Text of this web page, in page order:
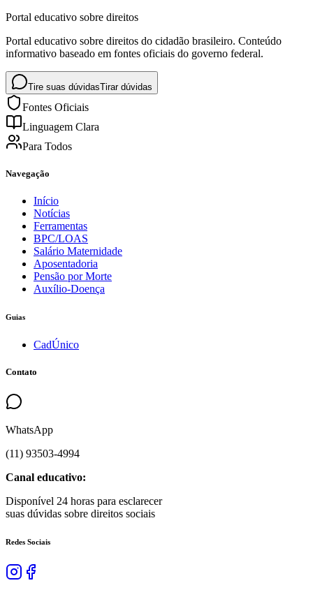
Portal educativo sobre direitos
Portal educativo sobre direitos do cidadão brasileiro. Conteúdo
informativo baseado em fontes oficiais do governo federal.
Tire suas dúvidasTirar dúvidas
Fontes Oficiais
Linguagem Clara
Para Todos
Navegação
Início
Notícias
Ferramentas
BPC/LOAS
Salário Maternidade
Aposentadoria
Pensão por Morte
Auxílio-Doença
Guias
CadÚnico
Contato
WhatsApp
(11) 93503-4994
Canal educativo:
Disponível 24 horas para esclarecer
suas dúvidas sobre direitos sociais
Redes Sociais